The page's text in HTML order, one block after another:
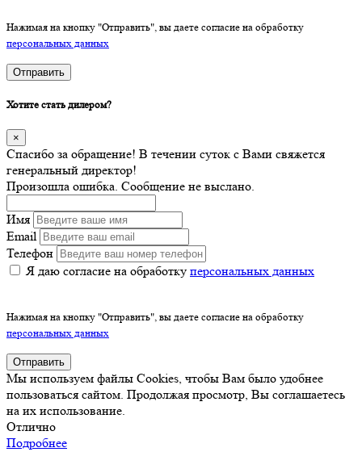
Нажимая на кнопку "Отправить", вы даете согласие на обработку
персональных данных
Отправить
Хотите стать дилером?
×
Спасибо за обращение! В течении суток с Вами свяжется
генеральный директор!
Произошла ошибка. Сообщение не выслано.
Имя
Email
Телефон
Я даю согласие на обработку персональных данных
Нажимая на кнопку "Отправить", вы даете согласие на обработку
персональных данных
Отправить
Мы используем файлы Cookies, чтобы Вам было удобнее
пользоваться сайтом. Продолжая просмотр, Вы соглашаетесь
на их использование.
Отлично
Подробнее